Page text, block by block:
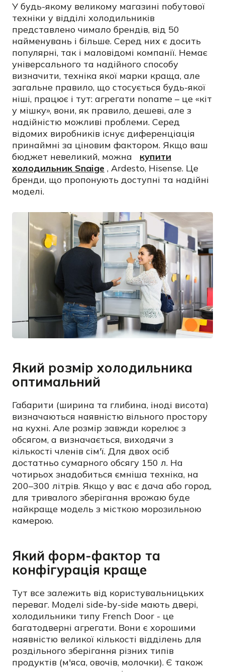
У будь-якому великому магазині побутової
техніки у відділі холодильників
представлено чимало брендів, від 50
найменувань і більше. Серед них є досить
популярні, так і маловідомі компанії. Немає
універсального та надійного способу
визначити, техніка якої марки краща, але
загальне правило, що стосується будь-якої
ніші, працює і тут: агрегати noname – це «кіт
у мішку», вони, як правило, дешеві, але з
надійністю можливі проблеми. Серед
відомих виробників існує диференціація
принаймні за ціновим фактором. Якщо ваш
бюджет невеликий, можна
купити
холодильник Snaige , Ardesto, Hisense. Це
бренди, що пропонують доступні та надійні
моделі.
Який розмір холодильника
оптимальний
Габарити (ширина та глибина, іноді висота)
визначаються наявністю вільного простору
на кухні. Але розмір завжди корелює з
обсягом, а визначається, виходячи з
кількості членів сім'ї. Для двох осіб
достатньо сумарного обсягу 150 л. На
чотирьох знадобиться ємніша техніка, на
200–300 літрів. Якщо у вас є дача або город,
для тривалого зберігання врожаю буде
найкраще модель з місткою морозильною
камерою.
Який форм-фактор та
конфігурація краще
Тут все залежить від користувальницьких
переваг. Моделі side-by-side мають двері,
холодильники типу French Door - це
багатодверні агрегати. Вони є хорошими
наявністю великої кількості відділень для
роздільного зберігання різних типів
продуктів (м'яса, овочів, молочки). Є також